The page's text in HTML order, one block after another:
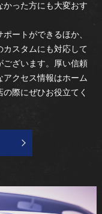
かった方にも大変おす
ートができるほか、
スタムにも対応して
ございます。厚い信頼
クセス情報はホーム
際にぜひお役立てく